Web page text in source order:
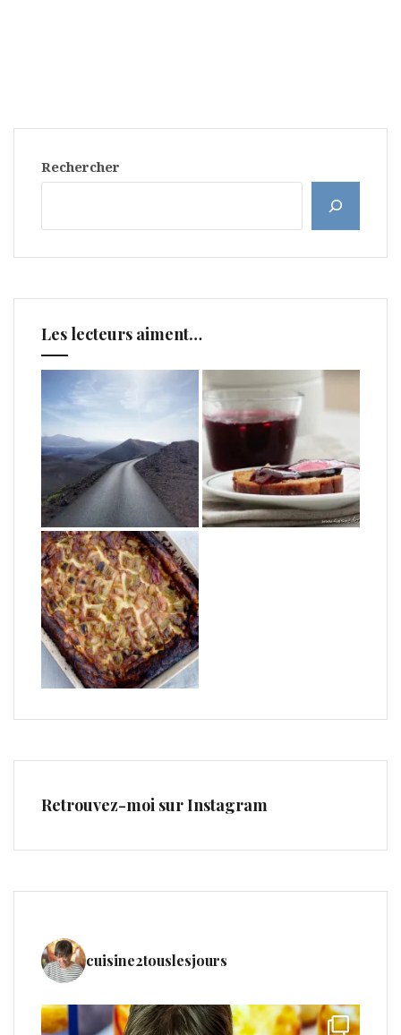
Rechercher
Les lecteurs aiment…
Retrouvez-moi sur Instagram
cuisine2touslesjours